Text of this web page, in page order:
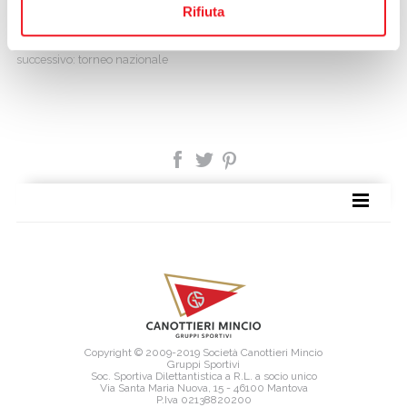
Rifiuta
precedente:ancora imperatore d'europa
successivo: torneo nazionale
archivio
Copyright © 2009-2019 Società Canottieri Mincio
Gruppi Sportivi
Soc. Sportiva Dilettantistica a R.L. a socio unico
Via Santa Maria Nuova, 15 - 46100 Mantova
P.Iva 02138820200